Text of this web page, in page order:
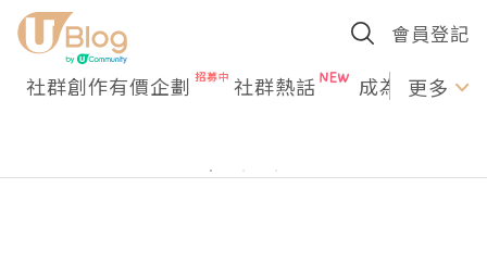
會員登記
社群創作有價企劃 社群熱話 成為U更多